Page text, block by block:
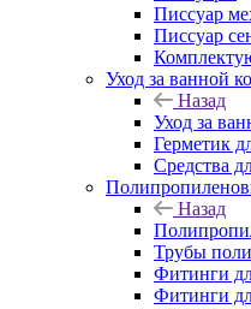
Писсуар
Писсуар
Уход за ванной
Назад
Уход за
Герметик
Средства
Назад
Трубы
Фитинги
Фитинги